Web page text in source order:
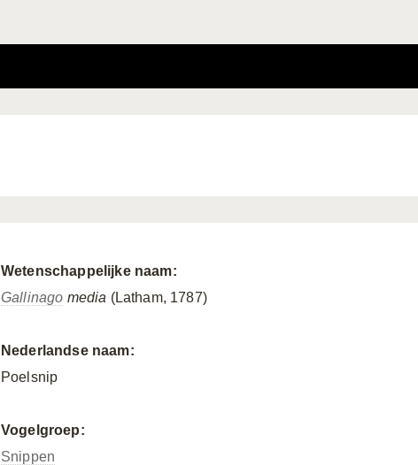
Wetenschappelijke naam:
Gallinago media (Latham, 1787)
Nederlandse naam:
Poelsnip
Vogelgroep:
Snippen